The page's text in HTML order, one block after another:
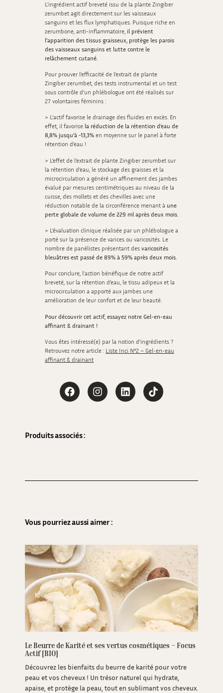
L’ingrédient actif breveté issu de la plante Zingiber
zerumbet agit directement sur les vaisseaux
sanguins et les flux lymphatiques. Puisque riche en
zerumbone, anti-inflammatoire, il prévient
l’apparition des tissus graisseux, protège les parois
des vaisseaux sanguins et lutte contre le
relâchement cutané.
Pour prouver l’efficacité de l’extrait de plante
Zingiber zerumbet, des tests instrumental et un test
sous contrôle d’un phlébologue ont été réalisés sur
27 volontaires féminins :
> L’actif favorise le drainage des fluides en excès. En
effet, il favorise la réduction de la rétention d’eau de
8,8% jusqu’à -13,3% en moyenne sur le panel à forte
rétention d’eau !
> L’effet de l’extrait de plante Zingiber zerumbet sur
la rétention d’eau, le stockage des graisses et la
microcirculation a généré un affinement des jambes
évalué par mesures centimétriques au niveau de la
cuisse, des mollets et des chevilles avec une
réduction notable de la circonférence menant à une
perte globale de volume de 229 ml après deux mois.
> L’évaluation clinique réalisée par un phlébologue a
porté sur la présence de varices ou varicosités. Le
nombre de panélistes présentant des varicosités
bleuâtres est passé de 89% à 59% après deux mois.
Pour conclure, l’action bénéfique de notre actif
breveté, sur la rétention d’eau, le tissu adipeux et la
microcirculation a apporté aux jambes une
amélioration de leur confort et de leur beauté.
Pour découvrir cet actif, essayez notre Gel-en-eau
affinant & drainant !
Vous êtes intéressé(e) par la notion d’ingrédients ?
Retrouvez notre article : Liste Inci N°2 – Gel-en-eau
affinant & drainant
Produits associés :
Vous pourriez aussi aimer :
Le Beurre de Karité et ses vertus cosmétiques – Focus
Actif [BIO]
Découvrez les bienfaits du beurre de karité pour votre
peau et vos cheveux ! Un trésor naturel qui hydrate,
apaise, et protège la peau, tout en sublimant vos cheveux.